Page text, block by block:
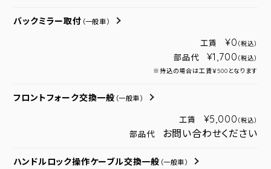
バックミラー取付 （一般車）
工賃 ¥0 （税込）
部品代 ¥1,700 （税込）
※持込の場合は工賃￥500となります
フロントフォーク交換一般 （一般車）
工賃 ¥5,000 （税込）
部品代 お問い合わせください
ハンドルロック操作ケーブル交換一般 （一般車）